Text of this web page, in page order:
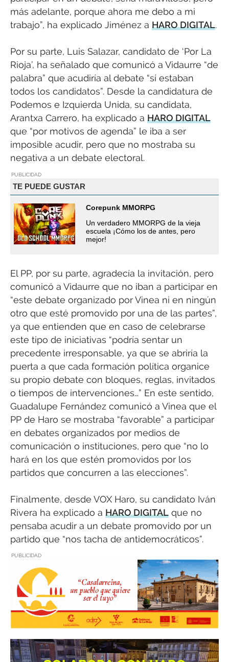
más adelante, porque ahora me debo a mi
trabajo”, ha explicado Jiménez a HARO DIGITAL.
Por su parte, Luis Salazar, candidato de ‘Por La
Rioja’, ha señalado que comunicó a Vidaurre “de
palabra” que acudiría al debate “sí estaban
todos los candidatos”. Desde la candidatura de
Podemos e Izquierda Unida, su candidata,
Arantxa Carrero, ha explicado a HARO DIGITAL
que “por motivos de agenda” le iba a ser
imposible acudir, pero que no mostraba su
negativa a un debate electoral.
PUBLICIDAD
TE PUEDE GUSTAR
Corepunk MMORPG
Un verdadero MMORPG de la vieja
escuela ¡Cómo los de antes, pero
mejor!
El PP, por su parte, agradecía la invitación, pero
comunicó a Vidaurre que no iban a participar en
“este debate organizado por Vinea ni en ningún
otro que esté promovido por una de las partes”,
ya que entienden que en caso de celebrarse
este tipo de iniciativas “podría sentar un
precedente irresponsable, ya que se abriría la
puerta a que cada formación política organice
su propio debate con bloques, reglas, invitados
o tiempos de intervenciones…” En este sentido,
Guadalupe Fernández comunicó a Vinea que el
PP de Haro se mostraba “favorable” a participar
en debates organizados por medios de
comunicación o instituciones, pero que “no lo
hará en los que estén promovidos por los
partidos que concurren a las elecciones”.
Finalmente, desde VOX Haro, su candidato Iván
Rivera ha explicado a HARO DIGITAL que no
pensaba acudir a un debate promovido por un
partido que “nos tacha de antidemocráticos”.
PUBLICIDAD